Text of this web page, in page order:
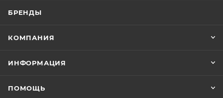
БРЕНДЫ
КОМПАНИЯ
ИНФОРМАЦИЯ
ПОМОЩЬ